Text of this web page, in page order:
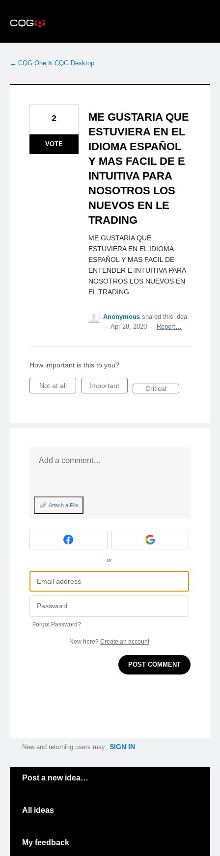
to
content
← CQG One & CQG Desktop
ME GUSTARIA QUE
ESTUVIERA EN EL
IDIOMA ESPAÑOL
Y MAS FACIL DE E
INTUITIVA PARA
NOSOTROS LOS
NUEVOS EN LE
TRADING
ME GUSTARIA QUE
ESTUVIERA EN EL IDIOMA
ESPAÑOL Y MAS FACIL DE
ENTENDER E INTUITIVA PARA
NOSOTROS LOS NUEVOS EN
EL TRADING.
2
VOTE
Anonymous shared this idea
· Apr 28, 2020 · Report…
How important is this to you?
Not at all Important Critical
Add a comment…
Attach a File
or
Forgot Password?
New here? Create an account
POST COMMENT
New and returning users may SIGN IN
Post a new idea…
All ideas
My feedback